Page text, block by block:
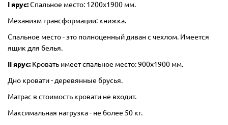
I ярус:Спальное место: 1200х1900 мм.
Механизм трансформации: книжка.
Спальное место - это полноценный диван с чехлом. Имеется
ящик для белья.
II ярус: Кровать имеет спальное место: 900х1900 мм.
Дно кровати - деревянные брусья.
Матрас в стоимость кровати не входит.
Максимальная нагрузка - не более 50 кг.